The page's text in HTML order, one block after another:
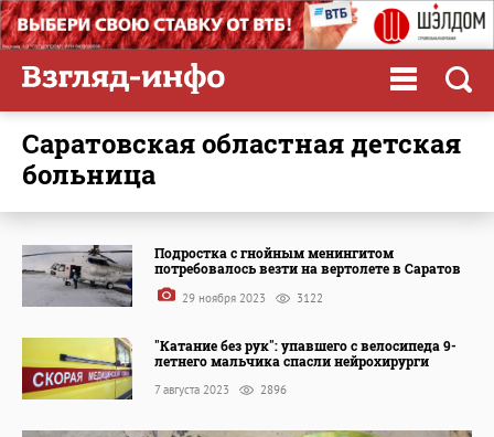
Саратовская областная детская
больница
Подростка с гнойным менингитом
потребовалось везти на вертолете в Саратов
29 ноября 2023 3122
"Катание без рук": упавшего с велосипеда 9-
летнего мальчика спасли нейрохирурги
7 августа 2023 2896